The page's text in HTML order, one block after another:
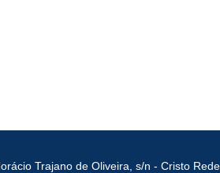
Trajano de Oliveira, s/n - Cristo